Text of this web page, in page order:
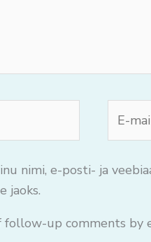
mail*
nimi, e-posti- ja
jaoks.
follow-up comments by